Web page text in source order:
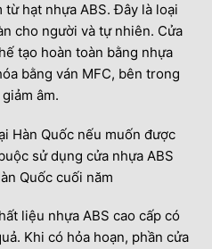
hạt nhựa ABS. Đây là loại
cho người và tự nhiên. Cửa
tạo hoàn toàn bằng nhựa
bằng ván MFC, bên trong
âm.
Hàn Quốc nếu muốn được
sử dụng cửa nhựa ABS
Quốc cuối năm
liệu nhựa ABS cao cấp có
Khi có hỏa hoạn, phần cửa